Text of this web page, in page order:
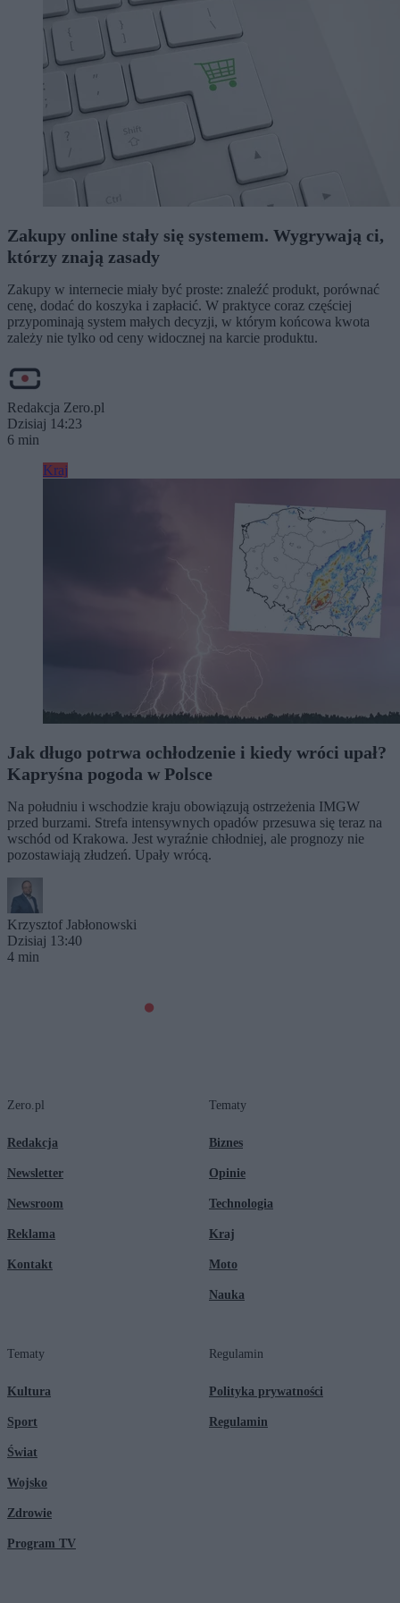
Zakupy online stały się systemem. Wygrywają ci,
którzy znają zasady
Zakupy w internecie miały być proste: znaleźć produkt, porównać
cenę, dodać do koszyka i zapłacić. W praktyce coraz częściej
przypominają system małych decyzji, w którym końcowa kwota
zależy nie tylko od ceny widocznej na karcie produktu.
Redakcja Zero.pl
Dzisiaj 14:23
6 min
Kraj
Jak długo potrwa ochłodzenie i kiedy wróci upał?
Kapryśna pogoda w Polsce
Na południu i wschodzie kraju obowiązują ostrzeżenia IMGW
przed burzami. Strefa intensywnych opadów przesuwa się teraz na
wschód od Krakowa. Jest wyraźnie chłodniej, ale prognozy nie
pozostawiają złudzeń. Upały wrócą.
Krzysztof Jabłonowski
Dzisiaj 13:40
4 min
Zero.pl
Redakcja
Newsletter
Newsroom
Reklama
Kontakt
Tematy
Biznes
Opinie
Technologia
Kraj
Moto
Nauka
Tematy
Kultura
Sport
Świat
Wojsko
Zdrowie
Program TV
Regulamin
Polityka prywatności
Regulamin